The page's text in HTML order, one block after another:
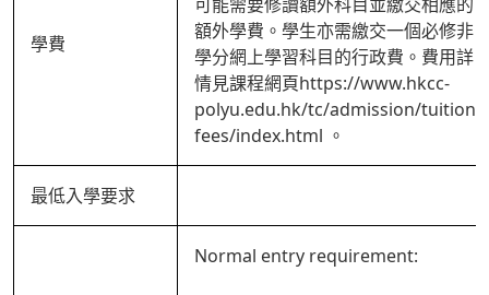
學費
可能需要修讀額外科目並繳交相應的
額外學費。學生亦需繳交一個必修非
學分網上學習科目的行政費。費用詳
情見課程網頁https://www.hkcc-
polyu.edu.hk/tc/admission/tuition-
fees/index.html 。
最低入學要求
Normal entry requirement: